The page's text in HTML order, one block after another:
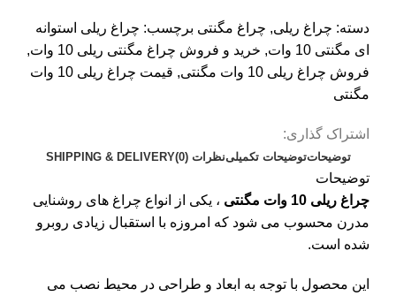
دسته: چراغ ریلی, چراغ مگنتی برچسب: چراغ ریلی استوانه
ای مگنتی 10 وات
, خرید و فروش چراغ مگنتی ریلی 10 وات
,
فروش چراغ ریلی 10 وات مگنتی
,
قیمت چراغ ریلی 10 وات
مگنتی
اشتراک گذاری:
توضیحاتتوضیحات تکمیلینظرات (0) SHIPPING & DELIVERY
توضیحات
چراغ ریلی 10 وات مگنتی
، یکی از انواع چراغ های روشنایی
مدرن محسوب می شود که امروزه با استقبال زیادی روبرو
شده است.
این محصول با توجه به ابعاد و طراحی در محیط نصب می